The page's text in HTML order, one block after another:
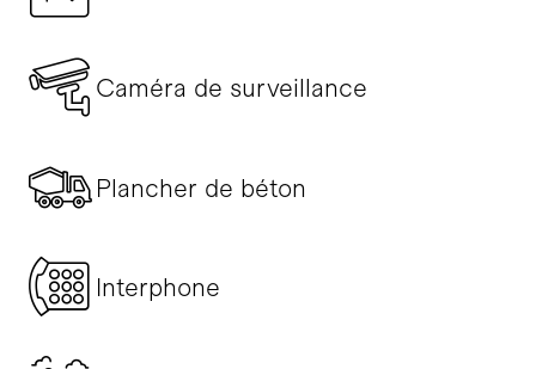
Caméra de surveillance
Plancher de béton
Interphone